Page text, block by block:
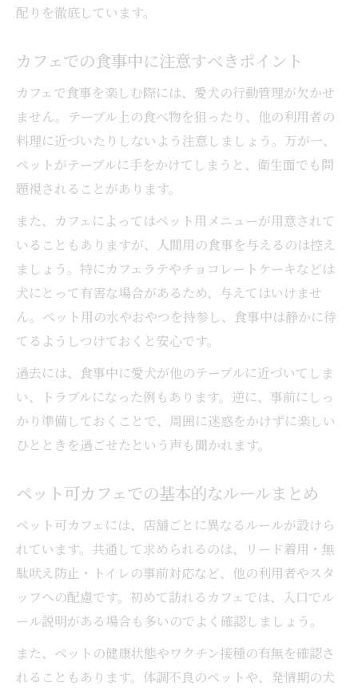
配りを徹底しています。
カフェでの食事中に注意すべきポイント
カフェで食事を楽しむ際には、愛犬の行動管理が欠かせ
ません。テーブル上の食べ物を狙ったり、他の利用者の
料理に近づいたりしないよう注意しましょう。万が一、
ペットがテーブルに手をかけてしまうと、衛生面でも問
題視されることがあります。
また、カフェによってはペット用メニューが用意されて
いることもありますが、人間用の食事を与えるのは控え
ましょう。特にカフェラテやチョコレートケーキなどは
犬にとって有害な場合があるため、与えてはいけませ
ん。ペット用の水やおやつを持参し、食事中は静かに待
てるようしつけておくと安心です。
過去には、食事中に愛犬が他のテーブルに近づいてしま
い、トラブルになった例もあります。逆に、事前にしっ
かり準備しておくことで、周囲に迷惑をかけずに楽しい
ひとときを過ごせたという声も聞かれます。
ペット可カフェでの基本的なルールまとめ
ペット可カフェには、店舗ごとに異なるルールが設けら
れています。共通して求められるのは、リード着用・無
駄吠え防止・トイレの事前対応など、他の利用者やスタ
ッフへの配慮です。初めて訪れるカフェでは、入口でル
ール説明がある場合も多いのでよく確認しましょう。
また、ペットの健康状態やワクチン接種の有無を確認さ
れることもあります。体調不良のペットや、発情期の犬